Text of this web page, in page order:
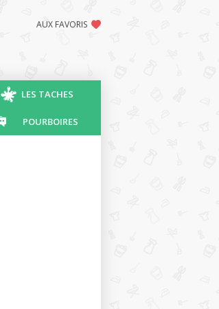
AUX FAVORIS
LES TACHES
POURBOIRES